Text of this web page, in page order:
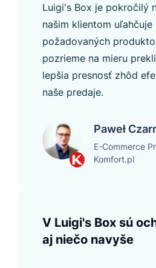
Luigi's Box je pokročilý
našim klientom uľahčuje
požadovaných
pozrieme na mieru
lepšia presnosť zhôd
naše predaje.
Paweł
E-Commerce
Komfort.pl
V Luigi's Box sú
aj niečo navyše